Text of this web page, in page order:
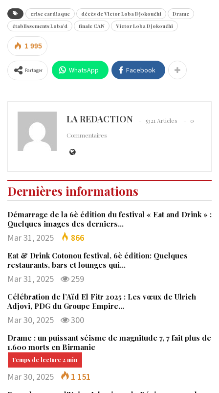
crise cardiaque décès de Victor Loba Djokouéhi
Drame
établissements Loba'd
finale CAN Victor Loba Djokouéhi
1 995
Partager WhatsApp Facebook
LA REDACTION 5321 Articles
0
Commentaires
Dernières informations
Démarrage de la 6è édition du festival « Eat and Drink » :
Quelques images des derniers…
Mar 31, 2025 866
Eat & Drink Cotonou festival, 6è édition: Quelques
restaurants, bars et lounges qui…
Mar 31, 2025 259
Célébration de l’Aïd El Fitr 2025 : Les vœux de Ulrich
Adjovi, PDG du Groupe Empire…
Mar 30, 2025 300
Drame : un puissant séisme de magnitude 7, 7 fait plus de
1.600 morts en Birmanie
Mar 30, 2025 1 151